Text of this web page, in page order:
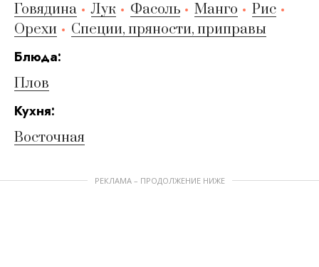
Говядина Лук Фасоль Манго
Рис
Орехи
Специи, пряности, приправы
Блюда:
Плов
Кухня:
Восточная
РЕКЛАМА – ПРОДОЛЖЕНИЕ НИЖЕ